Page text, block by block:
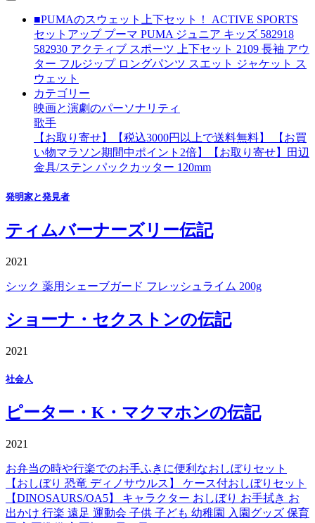
■PUMAのスウェット上下セット！ ACTIVE SPORTS
セットアップ プーマ PUMA ジュニア キッズ 582918
582930 アクティブ スポーツ 上下セット 2109 長袖 アウ
ター フルジップ ロングパンツ スエット ジャケット ス
ウェット
カテゴリー
映画と演劇のパーソナリティ
歌手
【お取り寄せ】【税込3000円以上で送料無料】 【お買
い物マラソン期間中ポイント2倍】【お取り寄せ】田辺
金具/ステン パックカッター 120mm
発明家と発見者
ティムバーナーズリー伝記
2021
シック 薬用シェーブガード フレッシュライム 200g
ショーナ・セクストンの伝記
2021
社会人
ピーター・K・マクマホンの伝記
2021
お弁当の時や行楽でのお手ふきに便利なおしぼりセット
【おしぼり 恐竜 ディノサウルス】 ケース付おしぼりセット
【DINOSAURS/OA5】 キャラクター おしぼり お手拭き お
出かけ 行楽 遠足 運動会 子供 子ども 幼稚園 入園グッズ 保育